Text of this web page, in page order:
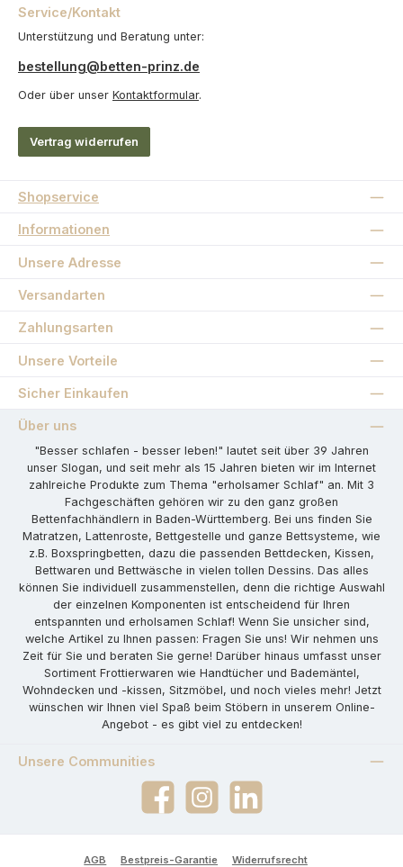
Service/Kontakt
Unterstützung und Beratung unter:
bestellung@betten-prinz.de
Oder über unser Kontaktformular.
Vertrag widerrufen
Shopservice
Informationen
Unsere Adresse
Versandarten
Zahlungsarten
Unsere Vorteile
Sicher Einkaufen
Über uns
"Besser schlafen - besser leben!" lautet seit über 39 Jahren
unser Slogan, und seit mehr als 15 Jahren bieten wir im Internet
zahlreiche Produkte zum Thema "erholsamer Schlaf" an. Mit 3
Fachgeschäften gehören wir zu den ganz großen
Bettenfachhändlern in Baden-Württemberg. Bei uns finden Sie
Matratzen, Lattenroste, Bettgestelle und ganze Bettsysteme, wie
z.B. Boxspringbetten, dazu die passenden Bettdecken, Kissen,
Bettwaren und Bettwäsche in vielen tollen Dessins. Das alles
können Sie individuell zusammenstellen, denn die richtige Auswahl
der einzelnen Komponenten ist entscheidend für Ihren
entspannten und erholsamen Schlaf! Wenn Sie unsicher sind,
welche Artikel zu Ihnen passen: Fragen Sie uns! Wir nehmen uns
Zeit für Sie und beraten Sie gerne! Darüber hinaus umfasst unser
Sortiment Frottierwaren wie Handtücher und Bademäntel,
Wohndecken und -kissen, Sitzmöbel, und noch vieles mehr! Jetzt
wünschen wir Ihnen viel Spaß beim Stöbern in unserem Online-
Angebot - es gibt viel zu entdecken!
Unsere Communities
FacebookInstagram LinkedIn
AGB Bestpreis-Garantie Widerrufsrecht